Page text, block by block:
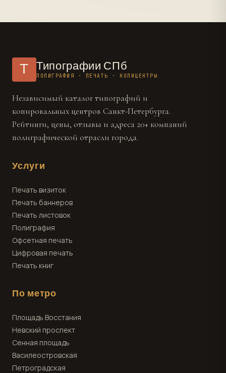
Т Типографии СПб
ПОЛИГРАФИЯ · ПЕЧАТЬ · КОПИЦЕНТРЫ
Независимый каталог типографий и
копировальных центров Санкт-Петербурга.
Рейтинги, цены, отзывы и адреса 20+ компаний
полиграфической отрасли города.
Услуги
Печать визиток
Печать баннеров
Печать листовок
Полиграфия
Офсетная печать
Цифровая печать
Печать книг
По метро
Площадь Восстания
Невский проспект
Сенная площадь
Василеостровская
Петроградская